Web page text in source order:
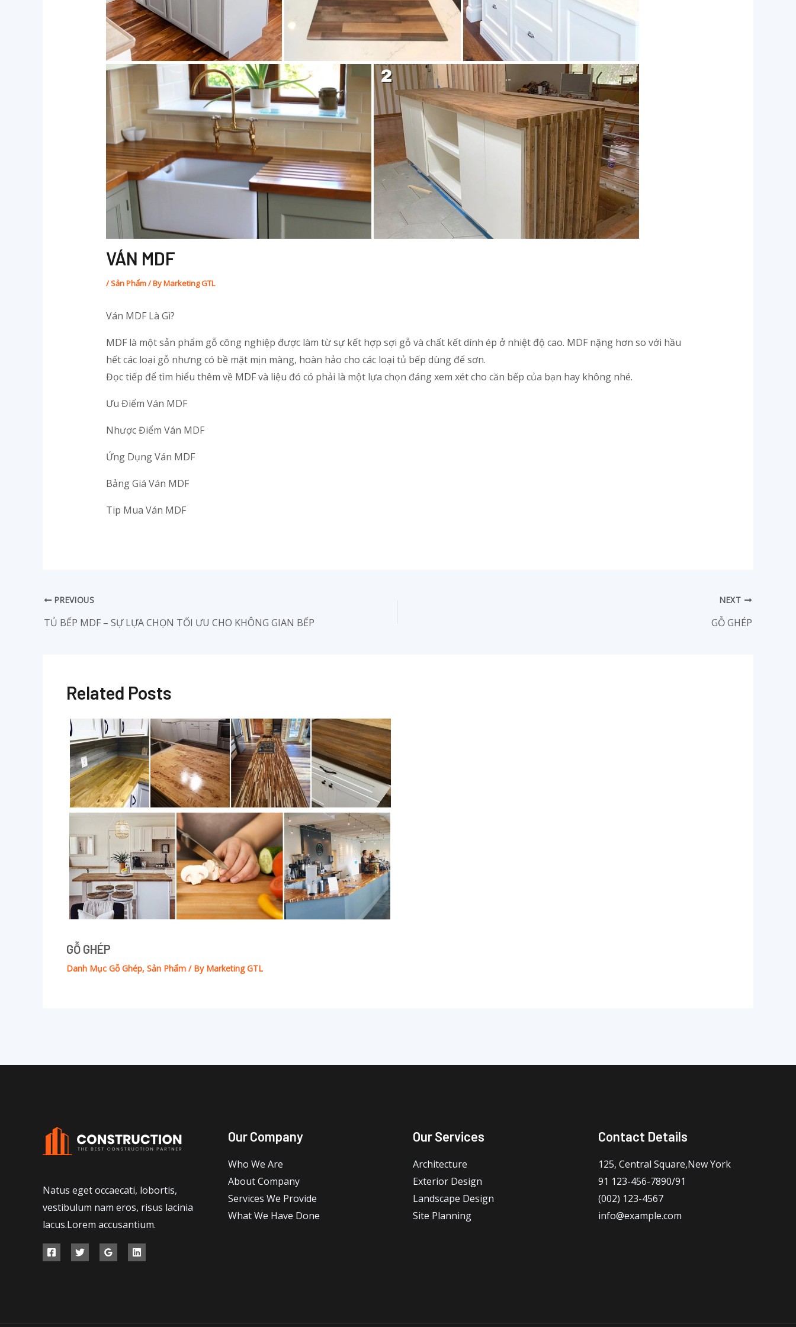
VÁN MDF
/Sản Phẩm/ ByMarketing GTL
Ván MDF Là Gì?
MDF là một sản phẩm gỗ công nghiệp được làm từ sự kết hợp sợi gỗ và chất kết dính ép ở nhiệt độ cao. MDF nặng hơn so với hầu
hết các loại gỗ nhưng có bề mặt mịn màng, hoàn hảo cho các loại tủ bếp dùng để sơn.
Đọc tiếp để tìm hiểu thêm về MDF và liệu đó có phải là một lựa chọn đáng xem xét cho căn bếp của bạn hay không nhé.
Ưu Điểm Ván MDF
Nhược Điểm Ván MDF
Ứng Dụng Ván MDF
Bảng Giá Ván MDF
Tip Mua Ván MDF
PREVIOUS
TỦ BẾP MDF – SỰ LỰA CHỌN TỐI ƯU CHO KHÔNG GIAN BẾP
NEXT
GỖ GHÉP
Related Posts
GỖ GHÉP
Danh Mục Gỗ Ghép, Sản Phẩm / By Marketing GTL
Natus eget occaecati, lobortis,
vestibulum nam eros, risus lacinia
lacus.Lorem accusantium.
Our Company
Who We Are
About Company
Services We Provide
What We Have Done
Our Services
Architecture
Exterior Design
Landscape Design
Site Planning
Contact Details
125, Central Square,New York
91 123-456-7890/91
(002) 123-4567
info@example.com